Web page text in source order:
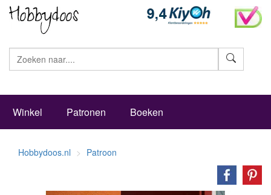
Winkel Patronen Boeken
Hobbydoos.nl Patroon